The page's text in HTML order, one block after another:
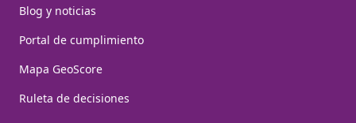
Blog y noticias
Portal de cumplimiento
Mapa GeoScore
Ruleta de decisiones